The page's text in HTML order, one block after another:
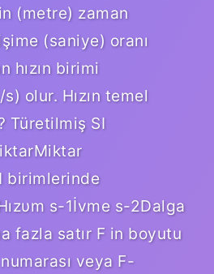
(metre) zaman
(saniye) oranı
hızın birimi
olur. Hızın temel
Türetilmiş SI
birimlerinde
s-1İvme s-2Dalga
fazla satır F in boyutu
veya F-